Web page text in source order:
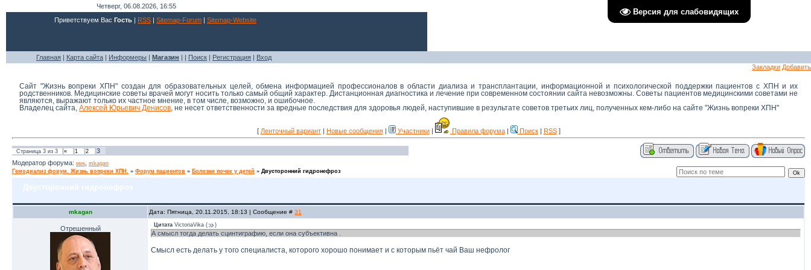
Версия для слабовидящих
Четверг, 06.08.2026, 16:55
Приветствуем Вас Гость | RSS | Sitemap-Forum | Sitemap-Website
Главная | Карта сайта | Информеры | Магазин | | Поиск | Регистрация | Вход
Закладки Добавить
Сайт "Жизнь вопреки ХПН" создан для образовательных целей, обмена информацией профессионалов в области диализа и трансплантации, информационной и психологической поддержки пациентов с ХПН и их
родственников. Медицинские советы врачей могут носить только самый общий характер. Дистанционная диагностика и лечение при современном состоянии сайта невозможны. Советы пациентов медицинскими советами не
являются, выражают только их частное мнение, в том числе, возможно, и ошибочное.
Владелец сайта, Алексей Юрьевич Денисов , не несет ответственности за вредные последствия для здоровья людей, наступившие в результате советов третьих лиц, полученных кем-либо на сайте "Жизнь вопреки ХПН"
[ Ленточный вариант| Новые сообщения| Участники| Правила форума| Поиск| RSS]
Страница 3 из 3 « 1 2
3
Модератор форума: мик mkagan
Гемодиализ форум. Жизнь вопреки ХПН. » Форум пациентов » Болезни почек у детей » Двусторонний гидронефроз
Двусторонний гидронефроз
mkagan Дата: Пятница, 20.11.2015, 18:13 | Сообщение # 31
Отрешенный Цитата VictoriaVika ( )
А смысл тогда делать сцинтиграфию, если она субъективна .
Смысл есть делать у того специалиста, которого хорошо понимает и с которым пьёт чай Ваш нефролог